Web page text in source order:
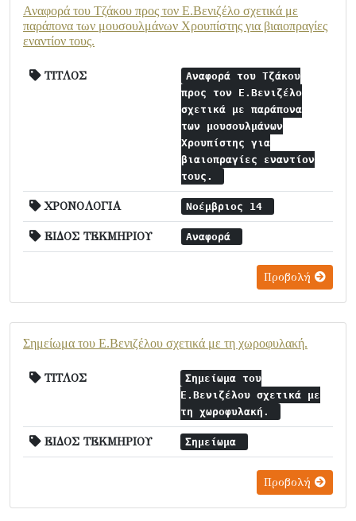
Αναφορά του Τζάκου προς τον Ε.Βενιζέλο σχετικά με
παράπονα των μουσουλμάνων Χρουπίστης για βιαιοπραγίες
εναντίον τους.
ΤΙΤΛΟΣ
Αναφορά του Τζάκου
προς τον Ε.Βενιζέλο
σχετικά με παράπονα
των μουσουλμάνων
Χρουπίστης για
βιαιοπραγίες εναντίον
τους.
ΧΡΟΝΟΛΟΓΙΑ Νοέμβριος 14
ΕΙΔΟΣ ΤΕΚΜΗΡΙΟΥ Αναφορά
Προβολή
Σημείωμα του Ε.Βενιζέλου σχετικά με τη χωροφυλακή.
ΤΙΤΛΟΣ
Σημείωμα του
Ε.Βενιζέλου σχετικά με
τη χωροφυλακή.
ΕΙΔΟΣ ΤΕΚΜΗΡΙΟΥ Σημείωμα
Προβολή